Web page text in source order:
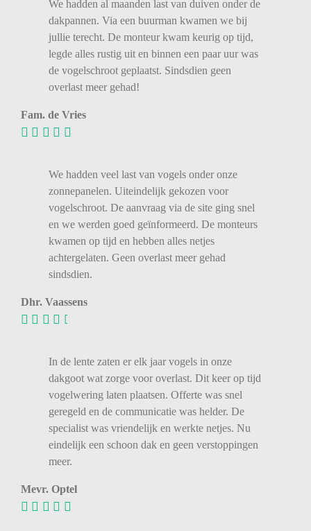
We hadden al maanden last van duiven onder de
dakpannen. Via een buurman kwamen we bij
jullie terecht. De monteur kwam keurig op tijd,
legde alles rustig uit en binnen een paar uur was
de vogelschroot geplaatst. Sindsdien geen
overlast meer gehad!
Fam. de Vries
We hadden veel last van vogels onder onze
zonnepanelen. Uiteindelijk gekozen voor
vogelschroot. De aanvraag via de site ging snel
en we werden goed geïnformeerd. De monteurs
kwamen op tijd en hebben alles netjes
achtergelaten. Geen overlast meer gehad
sindsdien.
Dhr. Vaassens
In de lente zaten er elk jaar vogels in onze
dakgoot wat zorge voor overlast. Dit keer op tijd
vogelwering laten plaatsen. Offerte was snel
geregeld en de communicatie was helder. De
specialist was vriendelijk en werkte netjes. Nu
eindelijk een schoon dak en geen verstoppingen
meer.
Mevr. Optel